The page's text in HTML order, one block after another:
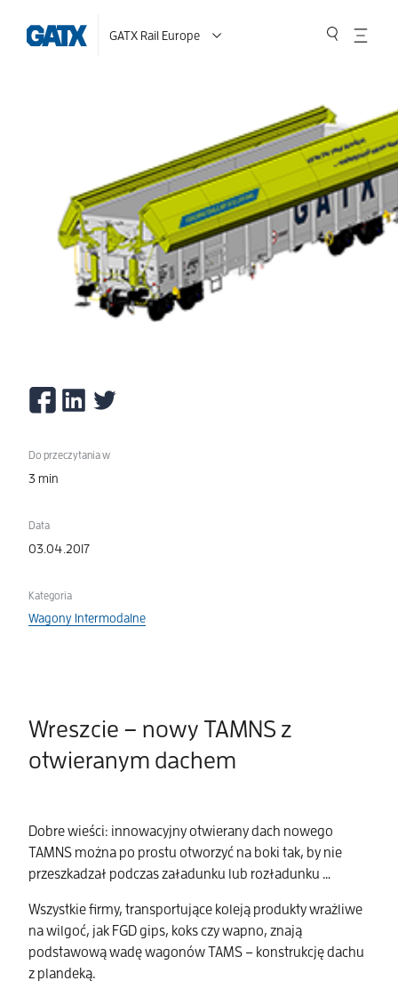
GATX Rail Europe
Do przeczytania w
3 min
Data
03.04.2017
Kategoria
Wagony Intermodalne
Wreszcie – nowy TAMNS z
otwieranym dachem
Dobre wieści: innowacyjny otwierany dach nowego
TAMNS można po prostu otworzyć na boki tak, by nie
przeszkadzał podczas załadunku lub rozładunku …
Wszystkie firmy, transportujące koleją produkty wrażliwe
na wilgoć, jak FGD gips, koks czy wapno, znają
podstawową wadę wagonów TAMS – konstrukcję dachu
z plandeką.